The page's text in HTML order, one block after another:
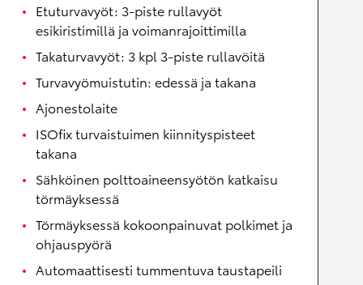
Etuturvavyöt: 3-piste rullavyöt
esikiristimillä ja voimanrajoittimilla
Takaturvavyöt: 3 kpl 3-piste rullavöitä
Turvavyömuistutin: edessä ja takana
Ajonestolaite
ISOfix turvaistuimen kiinnityspisteet
takana
Sähköinen polttoaineensyötön katkaisu
törmäyksessä
Törmäyksessä kokoonpainuvat polkimet ja
ohjauspyörä
Automaattisesti tummentuva taustapeili